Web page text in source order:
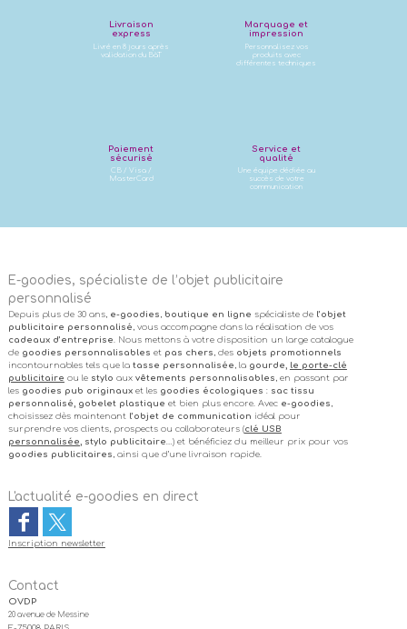
Livraison
express
Livré en 8 jours après
validation du BàT
Marquage et
impression
Personnalisez vos
produits avec
différentes techniques
Paiement
sécurisé
CB / Visa /
MasterCard
Service et
qualité
Une équipe dédiée au
succès de votre
communication
E-goodies, spécialiste de l’objet publicitaire
personnalisé
Depuis plus de 30 ans, e-goodies , boutique en ligne spécialiste de l’objet
publicitaire personnalisé , vous accompagne dans la réalisation de vos
cadeaux d’entreprise. Nous mettons à votre disposition un large catalogue
de goodies personnalisables et pas chers , des objets promotionnels
incontournables tels que la tasse personnalisée , la gourde, le porte-clé
publicitaire ou le stylo aux vêtements personnalisables , en passant par
les goodies pub originauxet les goodies écologiques : sac tissu
personnalisé, gobelet plastique et bien plus encore. Avec e-goodies ,
choisissez dès maintenant l’objet de communication idéal pour
surprendre vos clients, prospects ou collaborateurs (clé USB
personnalisée, stylo publicitaire…) et bénéficiez du meilleur prix pour vos
goodies publicitaires , ainsi que d’une livraison rapide.
L'actualité e-goodies en direct
Inscription newsletter
Contact
OVDP
20 avenue de Messine